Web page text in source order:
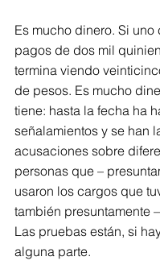
Es mucho dinero. Si
pagos de dos mil
termina viendo
de pesos. Es mucho
tiene: hasta la fecha ha
señalamientos y se han
acusaciones sobre
personas que –
usaron los cargos que
también presuntamente
Las pruebas están, si
alguna parte.